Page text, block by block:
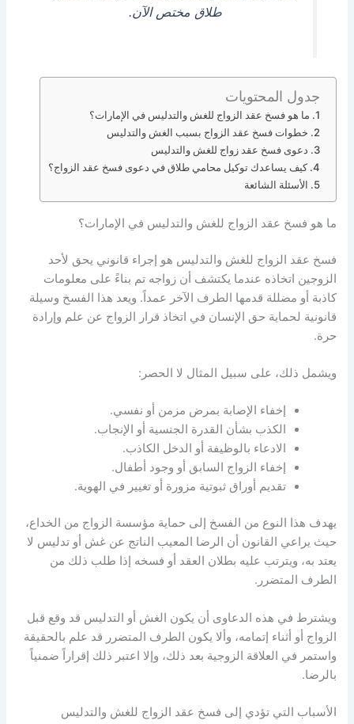
طلاق مختص الآن.
جدول المحتويات
ما هو فسخ عقد الزواج للغش والتدليس في الإمارات؟
خطوات فسخ عقد الزواج بسبب الغش والتدليس
دعوى فسخ عقد زواج للغش والتدليس
كيف يساعدك توكيل محامي طلاق في دعوى فسخ عقد الزواج؟
الأسئلة الشائعة
ما هو فسخ عقد الزواج للغش والتدليس في الإمارات؟
فسخ عقد الزواج للغش والتدليس هو إجراء قانوني يحق لأحد
الزوجين اتخاذه عندما يكتشف أن زواجه تم بناءً على معلومات
كاذبة أو مضللة قدمها الطرف الآخر عمداً. ويعد هذا الفسخ وسيلة
قانونية لحماية حق الإنسان في اتخاذ قرار الزواج عن علم وإرادة
حرة.
ويشمل ذلك، على سبيل المثال لا الحصر:
إخفاء الإصابة بمرض مزمن أو نفسي.
الكذب بشأن القدرة الجنسية أو الإنجاب.
الادعاء بالوظيفة أو الدخل الكاذب.
إخفاء الزواج السابق أو وجود أطفال.
تقديم أوراق ثبوتية مزورة أو تغيير في الهوية.
يهدف هذا النوع من الفسخ إلى حماية مؤسسة الزواج من الخداع،
حيث يراعي القانون أن الرضا المعيب الناتج عن غش أو تدليس لا
يعتد به، ويترتب عليه بطلان العقد أو فسخه إذا طلب ذلك من
الطرف المتضرر.
ويشترط في هذه الدعاوى أن يكون الغش أو التدليس قد وقع قبل
الزواج أو أثناء إتمامه، وألا يكون الطرف المتضرر قد علم بالحقيقة
واستمر في العلاقة الزوجية بعد ذلك، وإلا اعتبر ذلك إقراراً ضمنياً
بالرضا.
الأسباب التي تؤدي إلى فسخ عقد الزواج للغش والتدليس